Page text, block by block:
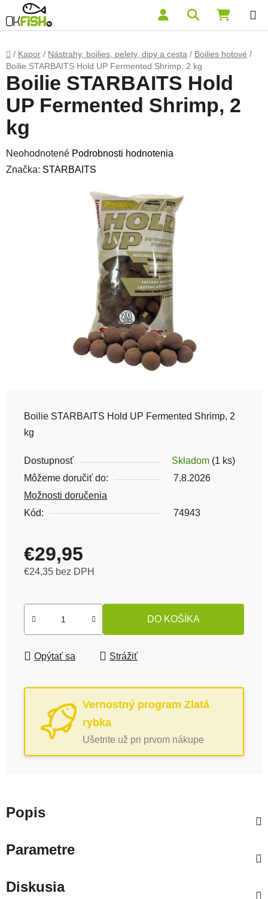
Prejsť na obsah Hľadať
Domov
/ Kapor / Nástrahy, boilies, pelety, dipy a cesta / Boilies hotové /
Boilie STARBAITS Hold UP Fermented Shrimp, 2 kg
Boilie STARBAITS Hold UP Fermented Shrimp, 2
kg
Dostupnosť Skladom (1 ks)
Môžeme doručiť do:
7.8.2026
Možnosti doručenia
Kód:
74943
€29,95
€24,35 bez DPH
DO KOŠÍKA
Opýtať sa Strážiť
Vernostný program Zlatá
rybka
Ušetrite už pri prvom nákupe
Boilie STARBAITS Hold
UP Fermented Shrimp, 2
kg
Priemerné hodnotenie produktu je 0,0 z 5 hviezdičiek.
Neohodnotené Podrobnosti hodnotenia
Značka: STARBAITS
Popis
Parametre
Diskusia